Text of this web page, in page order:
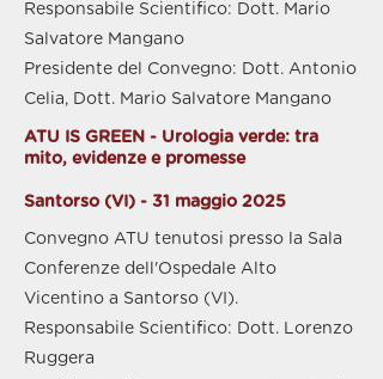
Responsabile Scientifico: Dott. Mario
Salvatore Mangano
Presidente del Convegno: Dott. Antonio
Celia, Dott. Mario Salvatore Mangano
ATU IS GREEN - Urologia verde: tra
mito, evidenze e promesse
Santorso (VI) - 31 maggio 2025
Convegno ATU tenutosi presso la Sala
Conferenze dell'Ospedale Alto
Vicentino a Santorso (VI).
Responsabile Scientifico: Dott. Lorenzo
Ruggera